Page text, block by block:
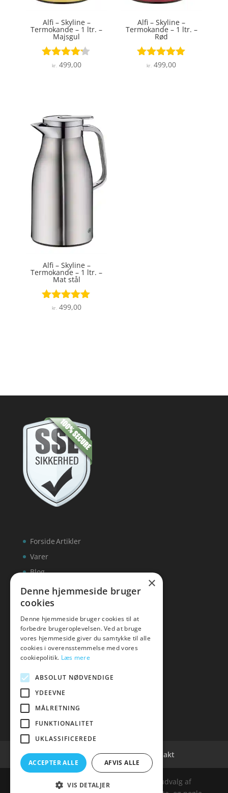
Alfi – Skyline –
Termokande – 1 ltr. –
Majsgul
Vurderet
kr. 499,00
Alfi – Skyline –
Termokande – 1 ltr. –
Rød
Vurderet
kr. 499,00
Alfi – Skyline –
Termokande – 1 ltr. –
Mat stål
Vurderet
kr.499,00
Forside
Varer
Blog
Kontakt
Artikler
hvidevaremagasinet
Tlf: 7876 8672
Mail:
Cookie- og privatlivspolitik Kontakt
Denne hjemmeside samler et bredt udvalg af
×
Denne hjemmeside bruger
cookies
Denne hjemmeside bruger cookies til at
forbedre brugeroplevelsen. Ved at bruge
vores hjemmeside giver du samtykke til alle
cookies i overensstemmelse med vores
cookiepolitik. Læs mere
ABSOLUT NØDVENDIGE
YDEEVNE
MÅLRETNING
FUNKTIONALITET
UKLASSIFICEREDE
ACCEPTER ALLE AFVIS ALLE
VIS DETALJER